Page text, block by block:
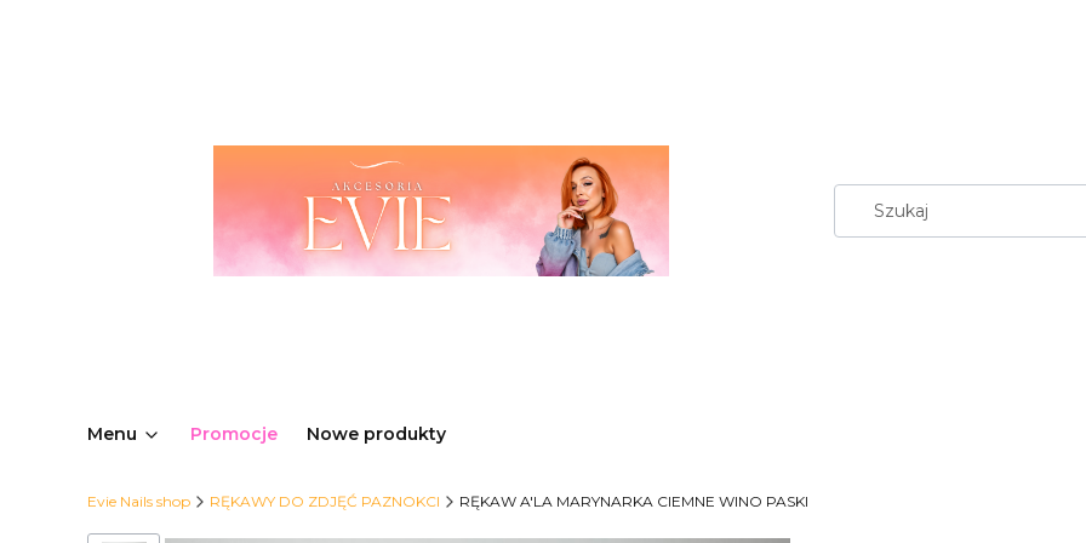
Menu Promocje Nowe produkty
Evie Nails shop RĘKAWY DO ZDJĘĆ PAZNOKCI RĘKAW A'LA MARYNARKA CIEMNE WINO PASKI